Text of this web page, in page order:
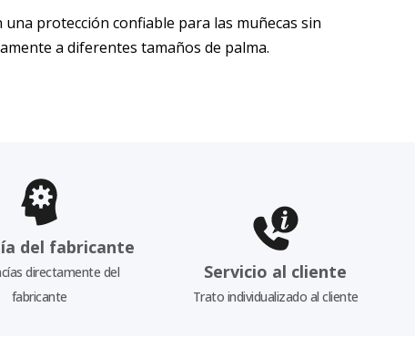
protección confiable para las muñecas sin
a diferentes tamaños de palma.
del fabricante
directamente del
fabricante
Servicio al cliente
Trato individualizado al cliente